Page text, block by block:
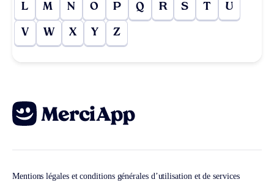
L M N O P Q R S T U
V W X Y Z
Mentions légales et conditions générales d’utilisation et de services